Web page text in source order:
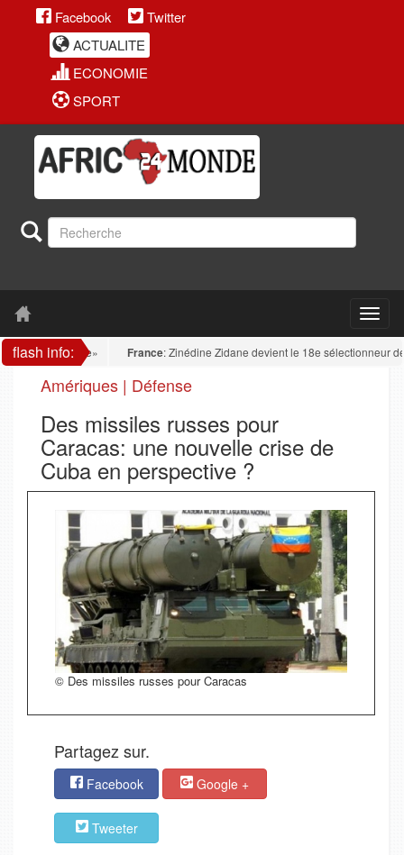
Facebook
Twitter
ACTUALITE
ECONOMIE
SPORT
flash info: France : Zinédine Zidane devient le 18e sélectionneur de
Amériques | Défense
Des missiles russes pour
Caracas: une nouvelle crise de
Cuba en perspective ?
© Des missiles russes pour Caracas
Partagez sur.
Facebook Google +
Tweeter